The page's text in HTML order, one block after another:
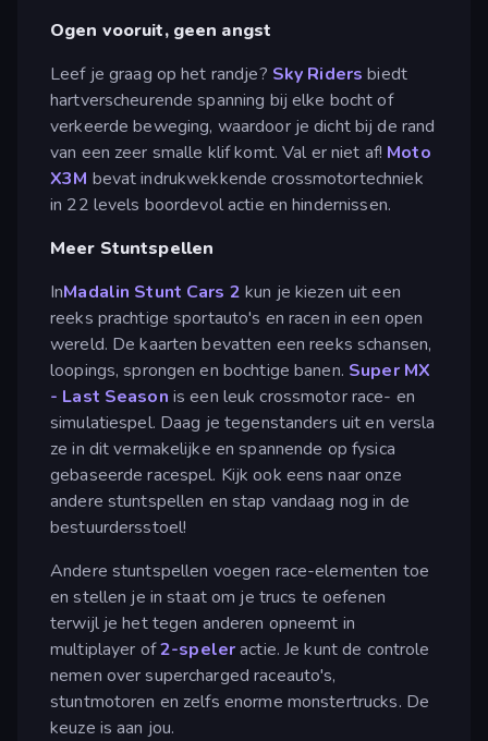
Ogen vooruit, geen angst
Leef je graag op het randje? Sky Ridersbiedt
hartverscheurende spanning bij elke bocht of
verkeerde beweging, waardoor je dicht bij de rand
van een zeer smalle klif komt. Val er niet af! Moto
X3M bevat indrukwekkende crossmotortechniek
in 22 levels boordevol actie en hindernissen.
Meer Stuntspellen
InMadalin Stunt Cars 2 kun je kiezen uit een
reeks prachtige sportauto's en racen in een open
wereld. De kaarten bevatten een reeks schansen,
loopings, sprongen en bochtige banen. Super MX
- Last Season is een leuk crossmotor race- en
simulatiespel. Daag je tegenstanders uit en versla
ze in dit vermakelijke en spannende op fysica
gebaseerde racespel. Kijk ook eens naar onze
andere stuntspellen en stap vandaag nog in de
bestuurdersstoel!
Andere stuntspellen voegen race-elementen toe
en stellen je in staat om je trucs te oefenen
terwijl je het tegen anderen opneemt in
multiplayer of2-speleractie. Je kunt de controle
nemen over supercharged raceauto's,
stuntmotoren en zelfs enorme monstertrucks. De
keuze is aan jou.